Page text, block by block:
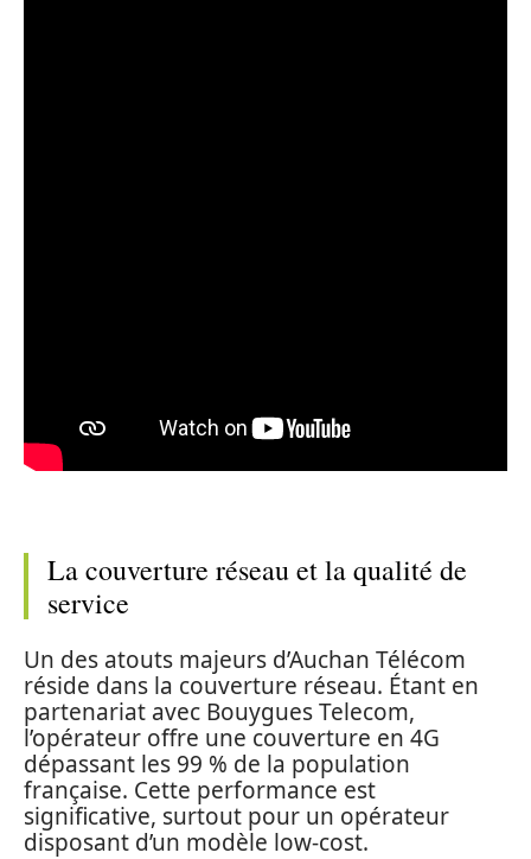
La couverture réseau et la qualité de
service
Un des atouts majeurs d’Auchan Télécom
réside dans la couverture réseau. Étant en
partenariat avec Bouygues Telecom,
l’opérateur offre une couverture en 4G
dépassant les 99 % de la population
française. Cette performance est
significative, surtout pour un opérateur
disposant d’un modèle low-cost.